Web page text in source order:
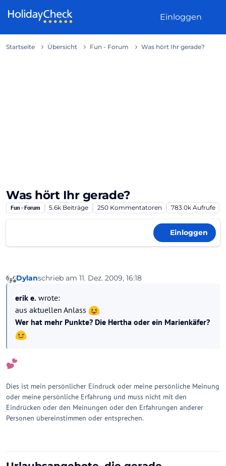
Einloggen
Startseite Übersicht Fun - Forum Was hört Ihr gerade?
Was hört Ihr gerade?
Fun - Forum 5.6k Beiträge 250 Kommentatoren 783.0k Aufrufe
Einloggen
Offline
Dylanschrieb am 11. Dez. 2009, 16:18
zuletzt editiert von
erik e. wrote:
aus aktuellen Anlass
Wer hat mehr Punkte? Die Hertha oder ein Marienkäfer?
Dies ist mein persönlicher Eindruck oder meine persönliche Meinung
oder meine persönliche Erfahrung und muss nicht mit den
Eindrücken oder den Meinungen oder den Erfahrungen anderer
Personen übereinstimmen oder entsprechen.